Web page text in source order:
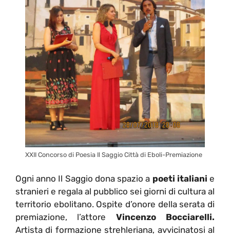
XXII Concorso di Poesia Il Saggio Città di Eboli-Premiazione
Ogni anno Il Saggio dona spazio a poeti italiani e
stranieri e regala al pubblico sei giorni di cultura al
territorio ebolitano. Ospite d’onore della serata di
premiazione, l’attore Vincenzo Bocciarelli.
Artista di formazione strehleriana, avvicinatosi al